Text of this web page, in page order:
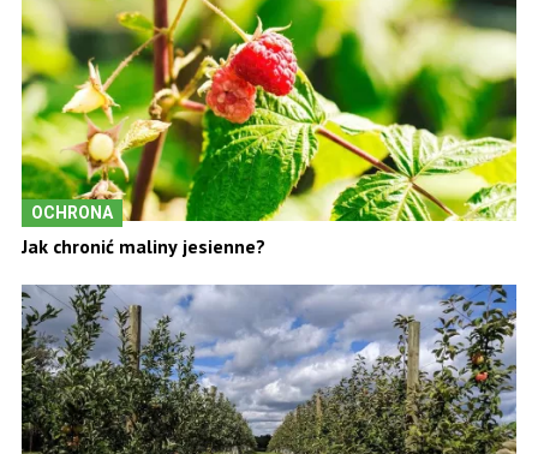
OCHRONA
Jak chronić maliny jesienne?